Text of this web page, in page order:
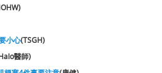
小心(TSGH)
醫師)